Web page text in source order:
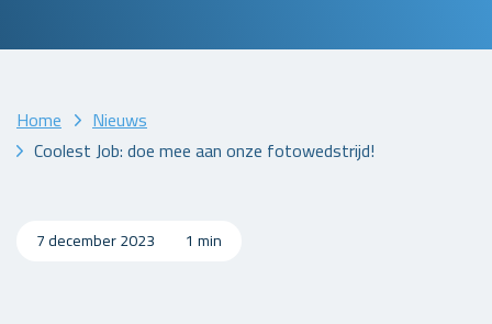
Home
Nieuws
Coolest Job: doe mee aan onze fotowedstrijd!
7 december 2023 1 min